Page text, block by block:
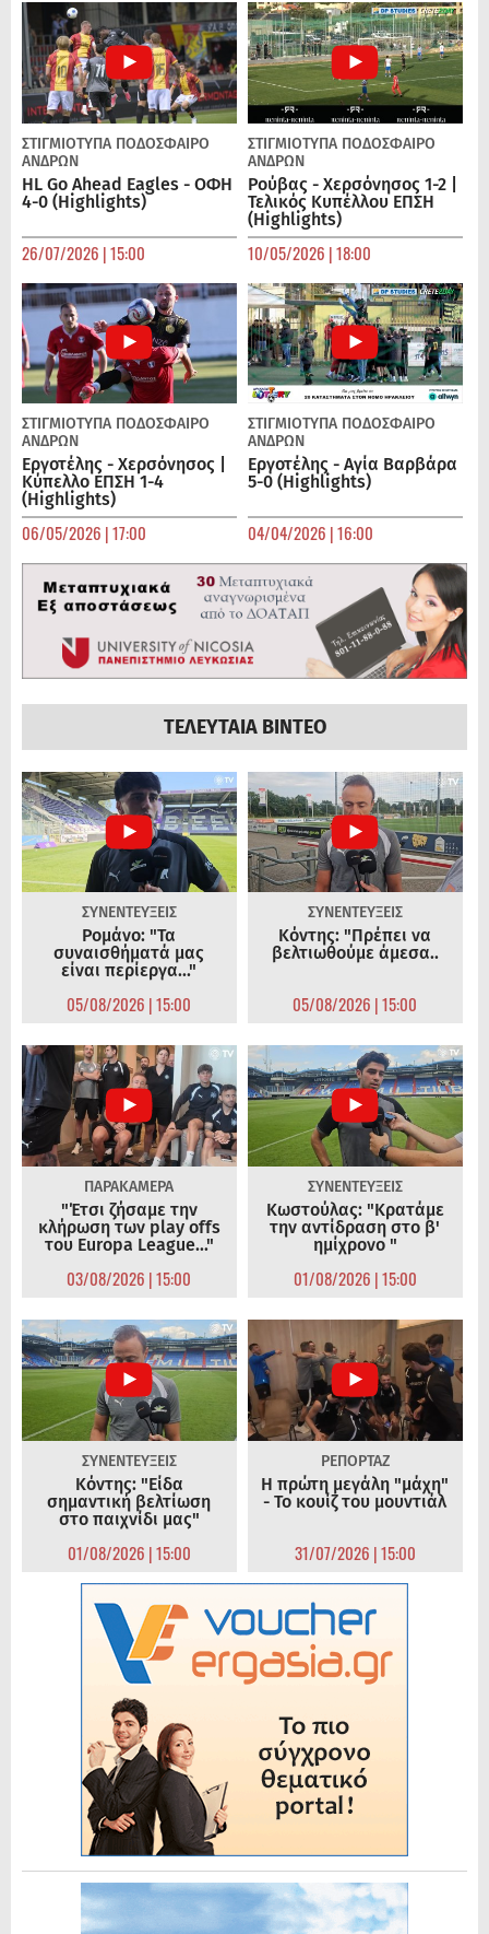
ΣΤΙΓΜΙΟΤΥΠΑ ΠΟΔΌΣΦΑΙΡΟ
ΑΝΔΡΏΝ
HL Go Ahead Eagles - ΟΦΗ
4-0 (Highlights)
26/07/2026 | 15:00
ΣΤΙΓΜΙΟΤΥΠΑ ΠΟΔΌΣΦΑΙΡΟ
ΑΝΔΡΏΝ
Ρούβας - Χερσόνησος 1-2 |
Τελικός Κυπέλλου ΕΠΣΗ
(Highlights)
10/05/2026 | 18:00
ΣΤΙΓΜΙΟΤΥΠΑ ΠΟΔΌΣΦΑΙΡΟ
ΑΝΔΡΏΝ
Εργοτέλης - Χερσόνησος |
Κύπελλο ΕΠΣΗ 1-4
(Highlights)
06/05/2026 | 17:00
ΣΤΙΓΜΙΟΤΥΠΑ ΠΟΔΌΣΦΑΙΡΟ
ΑΝΔΡΏΝ
Εργοτέλης - Αγία Βαρβάρα
5-0 (Highlights)
04/04/2026 | 16:00
ΤΕΛΕΥΤΑΙΑ ΒΙΝΤΕΟ
ΣΥΝΕΝΤΕΥΞΕΙΣ
Ρομάνο: "Τα
συναισθήματά μας
είναι περίεργα..."
05/08/2026 | 15:00
ΣΥΝΕΝΤΕΥΞΕΙΣ
Κόντης: "Πρέπει να
βελτιωθούμε άμεσα..
05/08/2026 | 15:00
ΠΑΡΑΚΑΜΕΡΑ
"Έτσι ζήσαμε την
κλήρωση των play offs
του Europa League..."
03/08/2026 | 15:00
ΣΥΝΕΝΤΕΥΞΕΙΣ
Κωστούλας: "Κρατάμε
την αντίδραση στο β'
ημίχρονο "
01/08/2026 | 15:00
ΣΥΝΕΝΤΕΥΞΕΙΣ
Κόντης: "Είδα
σημαντική βελτίωση
στο παιχνίδι μας"
01/08/2026 | 15:00
ΡΕΠΟΡΤΑΖ
Η πρώτη μεγάλη "μάχη"
- Το κουίζ του μουντιάλ
31/07/2026 | 15:00